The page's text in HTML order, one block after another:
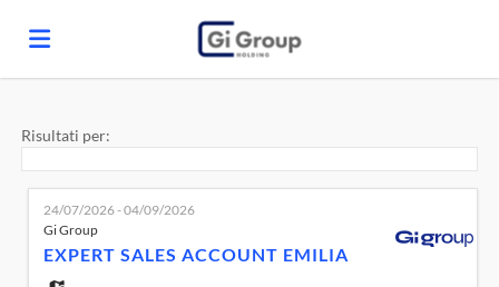
Offerte
di
Carica
Risultati per:
24/07/2026 - 04/09/2026
Gi Group
EXPERT SALES ACCOUNT EMILIA